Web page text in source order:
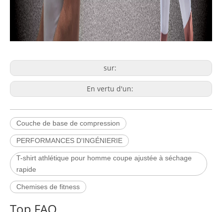
sur:
En vertu d'un:
Couche de base de compression
PERFORMANCES D'INGÉNIERIE
T-shirt athlétique pour homme coupe ajustée à séchage
rapide
Chemises de fitness
QPolitique de réclamations
A
Procédure de réclamation Empirelion
Si vous n'êtes pas satisfait de votre achat, vous pouvez le
QRésumé de vos principaux droits légaux
ACeci est un résumé de vos principaux droits légaux.